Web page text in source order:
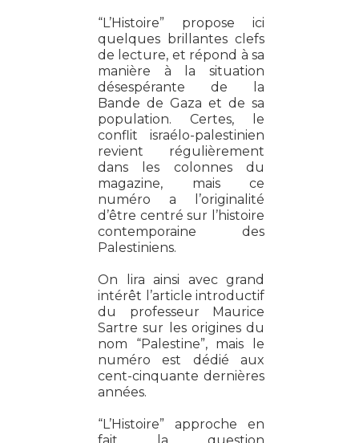
“L’Histoire” propose ici
quelques brillantes clefs
de lecture, et répond à sa
manière à la situation
désespérante de la
Bande de Gaza et de sa
population. Certes, le
conflit israélo-palestinien
revient régulièrement
dans les colonnes du
magazine, mais ce
numéro a l’originalité
d’être centré sur l’histoire
contemporaine des
Palestiniens.
On lira ainsi avec grand
intérêt l’article introductif
du professeur Maurice
Sartre sur les origines du
nom “Palestine”, mais le
numéro est dédié aux
cent-cinquante dernières
années.
“L’Histoire” approche en